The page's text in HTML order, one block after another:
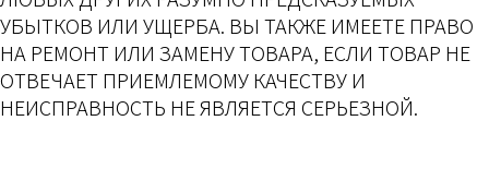
УБЫТКОВ ИЛИ УЩЕРБА. ВЫ ТАКЖЕ ИМЕЕТЕ ПРАВО
НА РЕМОНТ ИЛИ ЗАМЕНУ ТОВАРА, ЕСЛИ ТОВАР НЕ
ОТВЕЧАЕТ ПРИЕМЛЕМОМУ КАЧЕСТВУ И
НЕИСПРАВНОСТЬ НЕ ЯВЛЯЕТСЯ СЕРЬЕЗНОЙ.